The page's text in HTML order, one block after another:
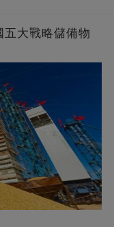
大戰略儲備物